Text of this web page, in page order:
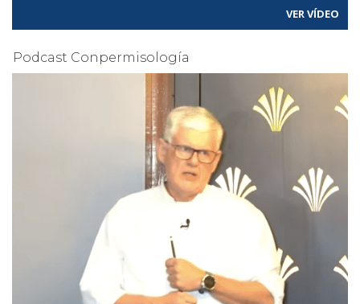
VER VÍDEO
Podcast Conpermisología